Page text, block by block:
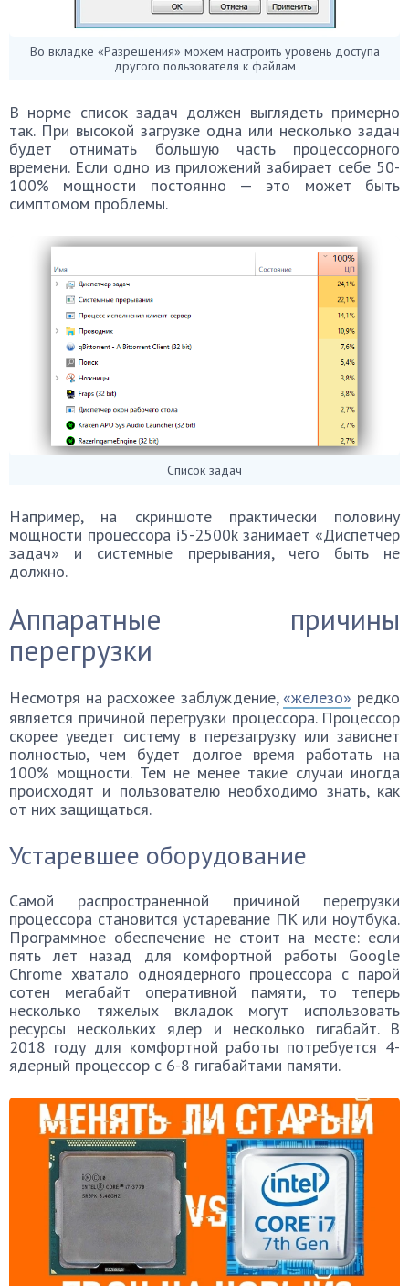
Во вкладке «Разрешения» можем настроить уровень доступа
другого пользователя к файлам
В норме список задач должен выглядеть примерно
так. При высокой загрузке одна или несколько задач
будет отнимать большую часть процессорного
времени. Если одно из приложений забирает себе 50-
100% мощности постоянно — это может быть
симптомом проблемы.
Список задач
Например, на скриншоте практически половину
мощности процессора i5-2500k занимает «Диспетчер
задач» и системные прерывания, чего быть не
должно.
Аппаратные причины
перегрузки
Несмотря на расхожее заблуждение, «железо» редко
является причиной перегрузки процессора. Процессор
скорее уведет систему в перезагрузку или зависнет
полностью, чем будет долгое время работать на
100% мощности. Тем не менее такие случаи иногда
происходят и пользователю необходимо знать, как
от них защищаться.
Устаревшее оборудование
Самой распространенной причиной перегрузки
процессора становится устаревание ПК или ноутбука.
Программное обеспечение не стоит на месте: если
пять лет назад для комфортной работы Google
Chrome хватало одноядерного процессора с парой
сотен мегабайт оперативной памяти, то теперь
несколько тяжелых вкладок могут использовать
ресурсы нескольких ядер и несколько гигабайт. В
2018 году для комфортной работы потребуется 4-
ядерный процессор с 6-8 гигабайтами памяти.